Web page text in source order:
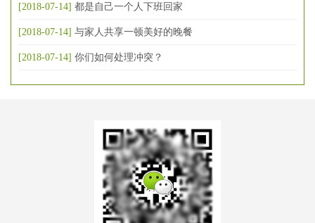
[2018-07-14] 都是自己一个人下班回家
[2018-07-14] 与家人共享一顿美好的晚餐
[2018-07-14] 你们如何处理冲突？